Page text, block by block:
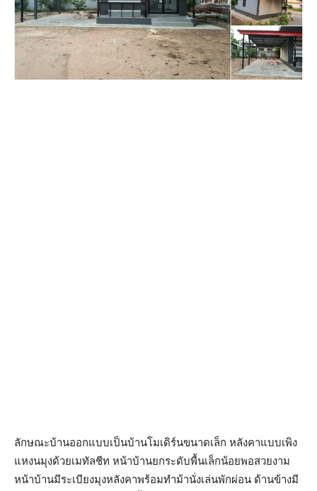
ลักษณะบ้านออกแบบเป็นบ้านโมเดิร์นขนาดเล็ก หลังคาแบบเพิง
แหงนมุงด้วยเมทัลชีท หน้าบ้านยกระดับพื้นเล็กน้อยพอสวยงาม
หน้าบ้านมีระเบียงมุงหลังคาพร้อมทำม้านั่งเล่นพักผ่อน ด้านข้างมี